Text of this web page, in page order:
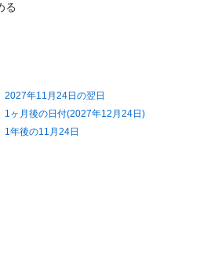
る
2027年11月24日の翌日
1ヶ月後の日付(2027年12月24日)
1年後の11月24日